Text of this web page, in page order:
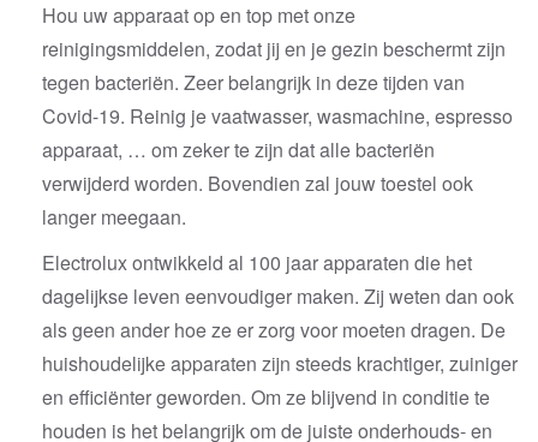
Hou uw apparaat op en top met onze
reinigingsmiddelen, zodat jij en je gezin beschermt zijn
tegen bacteriën. Zeer belangrijk in deze tijden van
Covid-19. Reinig je vaatwasser, wasmachine, espresso
apparaat, … om zeker te zijn dat alle bacteriën
verwijderd worden. Bovendien zal jouw toestel ook
langer meegaan.
Electrolux ontwikkeld al 100 jaar apparaten die het
dagelijkse leven eenvoudiger maken. Zij weten dan ook
als geen ander hoe ze er zorg voor moeten dragen. De
huishoudelijke apparaten zijn steeds krachtiger, zuiniger
en efficiënter geworden. Om ze blijvend in conditie te
houden is het belangrijk om de juiste onderhouds- en